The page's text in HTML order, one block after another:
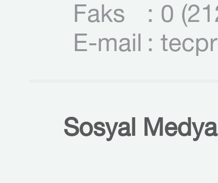
Faks
: 0
E-mail :
Sosyal